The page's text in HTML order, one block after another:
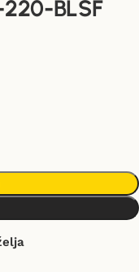
BLSF